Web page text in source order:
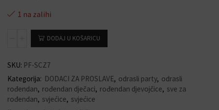
1 na zalihi
DODAJ U KOŠARICU
SKU: PF-SCZ7
Kategorija: DODACI ZA PROSLAVE, odrasli party, odrasli
rođendan, rođendan dječaci, rođendan djevojčice, sve za
rođendan, svjećice, svjećice